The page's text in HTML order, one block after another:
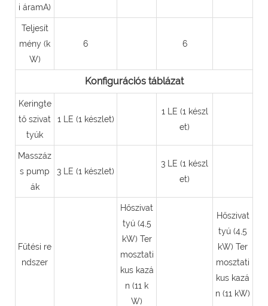
i áramA)
Teljesít
mény (k
W)
6 6
Konfigurációs táblázat
Keringte
tő szivat
tyúk
1 LE (1 készlet)
1 LE (1 készl
et)
Masszáz
s pump
ák
3 LE (1 készlet)
3 LE (1 készl
et)
Fűtési re
ndszer
Hőszivat
tyú (4,5
kW) Ter
mosztati
kus kazá
n (11 k
W)
Hőszivat
tyú (4,5
kW) Ter
mosztati
kus kazá
n (11 kW)